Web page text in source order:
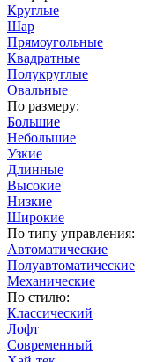
Круглые
Шар
Прямоугольные
Квадратные
Полукруглые
Овальные
По размеру:
Большие
Небольшие
Узкие
Длинные
Высокие
Низкие
Широкие
По типу управления:
Автоматические
Полуавтоматические
Механические
По стилю:
Классический
Лофт
Современный